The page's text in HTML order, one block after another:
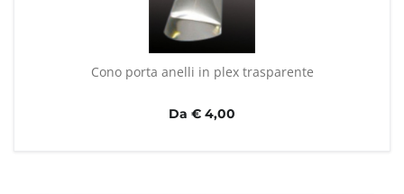
Cono porta anelli in plex trasparente
Da € 4,00